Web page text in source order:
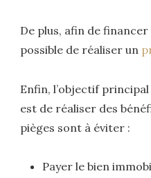
De plus, afin de
possible de réaliser un
Enfin, l’objectif
est de réaliser des
pièges sont à éviter :
Payer le bien